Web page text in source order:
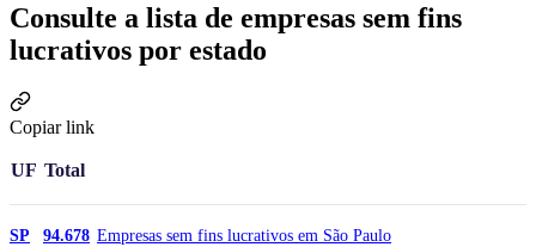
Consulte a lista de empresas sem fins
lucrativos por estado
Copiar link
UF Total
SP 94.678 Empresas sem fins lucrativos em São Paulo